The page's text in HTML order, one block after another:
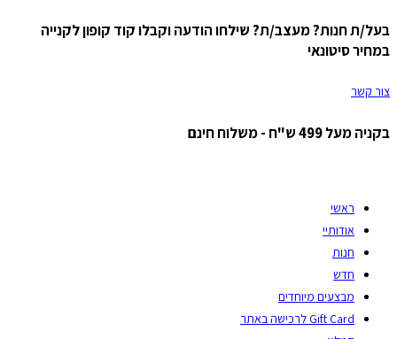
Skip
to
בעל/ת חנות? מעצב/ת? שילחו הודעה וקבלו קוד קופון לקנייה
במחיר סיטונאי
צור קשר
בקניה מעל 499 ש"ח - משלוח חינם
ראשי
אודותיי
חנות
חדש
מבצעים מיוחדים
Gift Card לרכישה באתר